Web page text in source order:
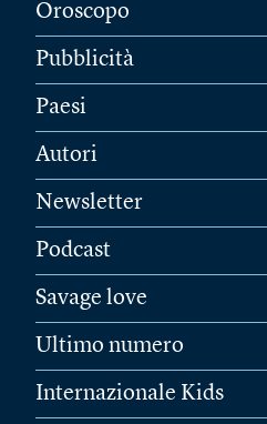
Oroscopo
Pubblicità
Paesi
Autori
Newsletter
Podcast
Savage love
Ultimo numero
Internazionale Kids